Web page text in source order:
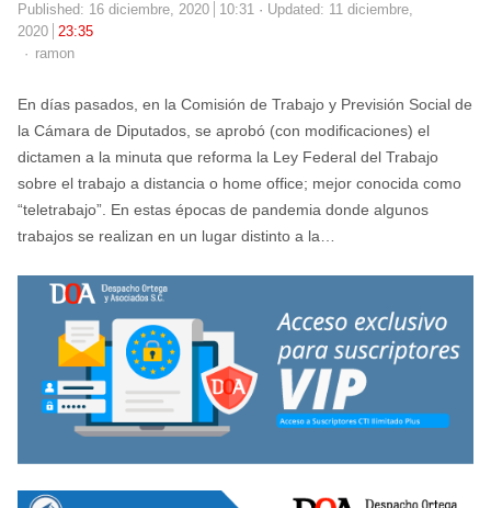
Published: 16 diciembre, 2020 10:31
Updated: 11 diciembre,
2020
23:35
Author
ramon
En días pasados, en la Comisión de Trabajo y Previsión Social de
la Cámara de Diputados, se aprobó (con modificaciones) el
dictamen a la minuta que reforma la Ley Federal del Trabajo
sobre el trabajo a distancia o home office; mejor conocida como
“teletrabajo”. En estas épocas de pandemia donde algunos
trabajos se realizan en un lugar distinto a la…